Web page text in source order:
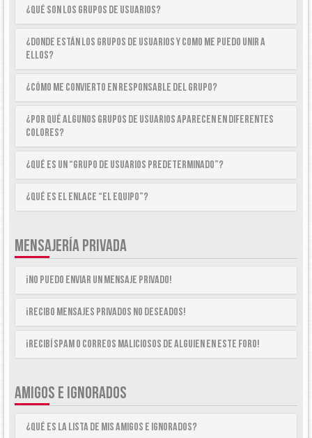
¿Qué son los Grupos de Usuarios?
¿Donde están los Grupos de Usuarios y como me puedo unir a
ellos?
¿Cómo me convierto en Responsable del Grupo?
¿Por qué algunos Grupos de Usuarios aparecen en diferentes
colores?
¿Qué es un “Grupo de Usuarios predeterminado”?
¿Qué es el enlace “El equipo”?
MENSAJERÍA PRIVADA
¡No puedo enviar un mensaje privado!
¡Recibo mensajes privados no deseados!
¡Recibí spam o correos maliciosos de alguien en este foro!
AMIGOS E IGNORADOS
¿Qué es la lista de Mis Amigos e Ignorados?